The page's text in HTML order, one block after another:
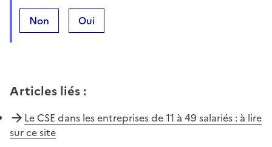
Non Oui
Articles liés :
Le CSE dans les entreprises de 11 à 49 salariés : à lire
sur ce site